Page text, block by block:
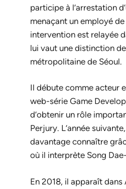
participe à l’arrestation
menaçant un employé
intervention est relayée
lui vaut une distinction
métropolitaine de Séoul.
Il débute comme acteur
web-série Game
d’obtenir un rôle
Perjury. L’année
davantage connaître
où il interprète Song
En 2018, il apparaît dans